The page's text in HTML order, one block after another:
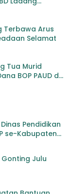
Terbawa Arus
Selamat
Tua Murid
BOP PAUD di
Pendidikan
se-Kabupaten
Gonting Julu